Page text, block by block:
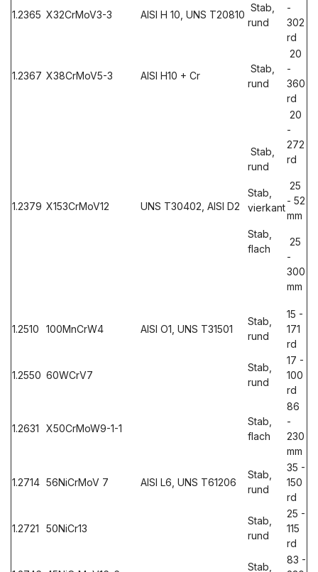
1.2365 X32CrMoV3-3 AISI H 10, UNS T20810
Stab,
rund
-
302
rd
1.2367 X38CrMoV5-3 AISI H10 + Cr
Stab,
rund
20
-
360
rd
1.2379 X153CrMoV12 UNS T30402, AISI D2
Stab,
rund
Stab,
vierkant
Stab,
flach
20
-
272
rd
25
- 52
mm
25
-
300
mm
1.2510 100MnCrW4 AISI O1, UNS T31501
Stab,
rund
15 -
171
rd
1.2550 60WCrV7
Stab,
rund
17 -
100
rd
1.2631 X50CrMoW9-1-1
Stab,
flach
86
-
230
mm
1.2714 56NiCrMoV 7 AISI L6, UNS T61206
Stab,
rund
35 -
150
rd
1.2721 50NiCr13
Stab,
rund
25 -
115
rd
Stab,
83 -